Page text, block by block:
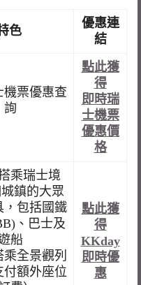
色
優惠連
結
機票優惠查
詢
點此獲
得
即時瑞
士機票
優惠價
格
乘瑞士境
鎮的大眾
，包括國鐵
、巴士及
船
全景觀列
付額外座位
點此獲
得
KKday
即時優
惠